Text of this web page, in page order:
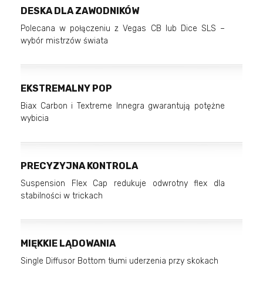
DESKA DLA ZAWODNIKÓW
Polecana w połączeniu z Vegas CB lub Dice SLS –
wybór mistrzów świata
EKSTREMALNY POP
Biax Carbon i Textreme Innegra gwarantują potężne
wybicia
PRECYZYJNA KONTROLA
Suspension Flex Cap redukuje odwrotny flex dla
stabilności w trickach
MIĘKKIE LĄDOWANIA
Single Diffusor Bottom tłumi uderzenia przy skokach